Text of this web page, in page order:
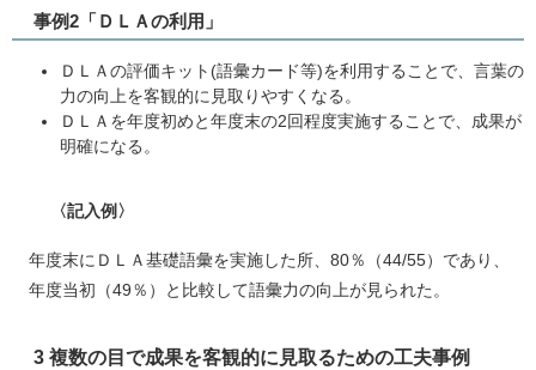
事例2「ＤＬＡの利用」
ＤＬＡの評価キット(語彙カード等)を利用することで、言葉の
力の向上を客観的に見取りやすくなる。
ＤＬＡを年度初めと年度末の2回程度実施することで、成果が
明確になる。
〈記入例〉
年度末にＤＬＡ基礎語彙を実施した所、80％（44/55）であり、
年度当初（49％）と比較して語彙力の向上が見られた。​
3 複数の目で成果を客観的に見取るための工夫事例